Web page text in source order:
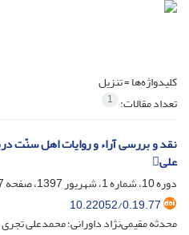
کلیدواژه‌ها =تنزیل
تعداد مقالات: 1
نقد و بررسی آراء و روایات اهل سنّت
علی
دوره 10، شماره 1، شهریور 1397، صفحه
10.22052/0.19.77
محدثه مقیمی‌نژاد داورانی؛ محمدعلی تجری